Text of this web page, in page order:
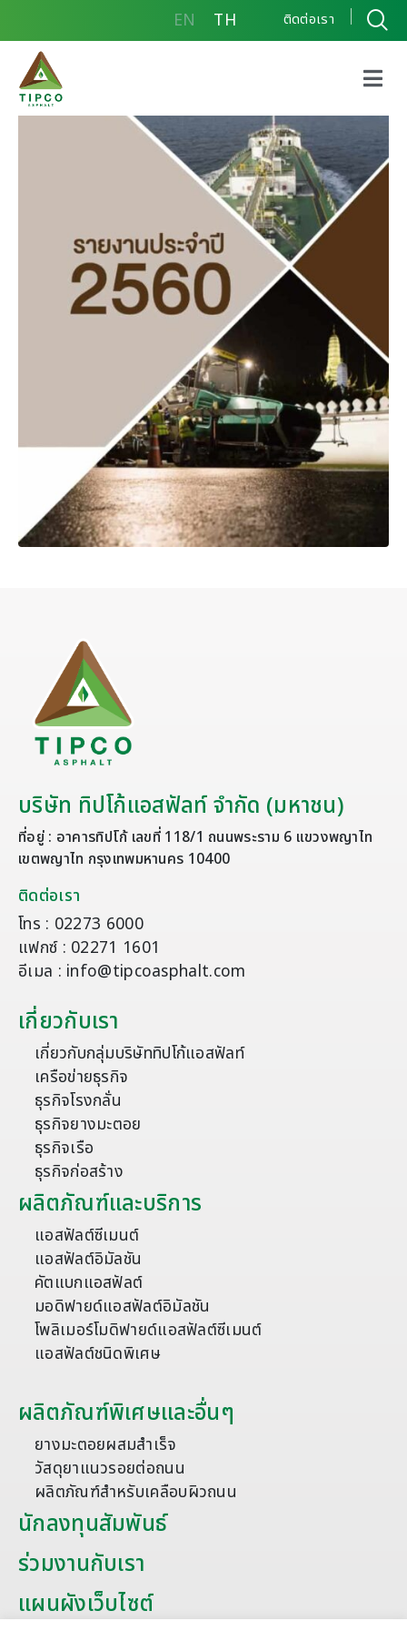
EN TH ติดต่อเรา
บริษัท ทิปโก้แอสฟัลท์ จำกัด (มหาชน)
ที่อยู่ : อาคารทิปโก้ เลขที่ 118/1 ถนนพระราม 6 แขวงพญาไท
เขตพญาไท กรุงเทพมหานคร 10400
ติดต่อเรา
โทร : 02273 6000
แฟกซ์ : 02271 1601
อีเมล : info@tipcoasphalt.com
เกี่ยวกับเรา
เกี่ยวกับกลุ่มบริษัททิปโก้แอสฟัลท์
เครือข่ายธุรกิจ
ธุรกิจโรงกลั่น
ธุรกิจยางมะตอย
ธุรกิจเรือ
ธุรกิจก่อสร้าง
ผลิตภัณฑ์และบริการ
แอสฟัลต์ซีเมนต์
แอสฟัลต์อิมัลชัน
คัตแบกแอสฟัลต์
มอดิฟายด์แอสฟัลต์อิมัลชัน
โพลิเมอร์โมดิฟายด์แอสฟัลต์ซีเมนต์
แอสฟัลต์ชนิดพิเศษ
ผลิตภัณฑ์พิเศษและอื่นๆ
ยางมะตอยผสมสำเร็จ
วัสดุยาแนวรอยต่อถนน
ผลิตภัณฑ์สำหรับเคลือบผิวถนน
นักลงทุนสัมพันธ์
ร่วมงานกับเรา
แผนผังเว็บไซต์